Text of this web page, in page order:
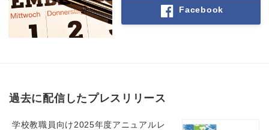
Facebook
過去に配信したプレスリリース
学校教職員向け2025年度アニュアルレ